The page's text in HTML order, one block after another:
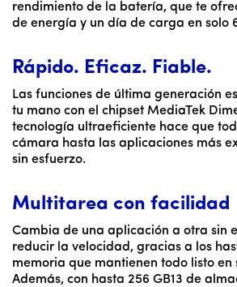
rendimiento de la batería, que te
de energía y un día de carga en solo
Rápido. Eficaz. Fiable.
Las funciones de última generación
tu mano con el chipset MediaTek
tecnología ultraeficiente hace que
cámara hasta las aplicaciones más
sin esfuerzo.
Multitarea con facilidad
Cambia de una aplicación a otra sin
reducir la velocidad, gracias a los
memoria que mantienen todo listo en
Además, con hasta 256 GB13 de